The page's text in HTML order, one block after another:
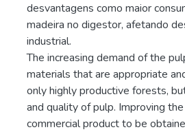
desvantagens como maior
madeira no digestor, afetando
industrial.
The increasing demand of the
materials that are appropriate
only highly productive forests,
and quality of pulp. Improving
commercial product to be